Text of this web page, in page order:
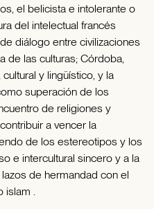
el belicista e intolerante o
del intelectual francés
diálogo entre civilizaciones
de las culturas; Córdoba,
y lingüístico, y la
superación de los
de religiones y
a vencer la
de los estereotipos y los
e intercultural sincero y a la
de hermandad con el
islam .